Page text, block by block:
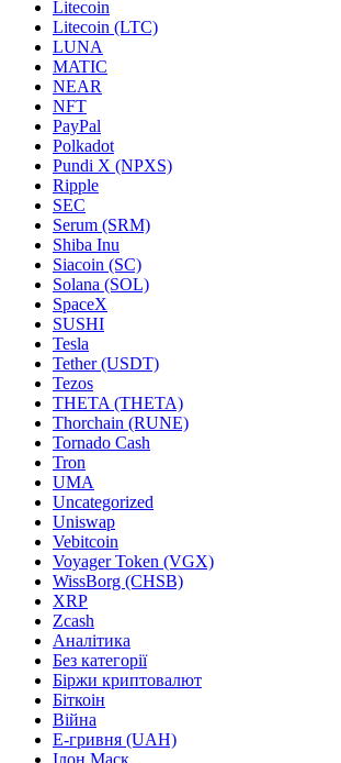
Litecoin
Litecoin (LTC)
LUNA
MATIC
NEAR
NFT
PayPal
Polkadot
Pundi X (NPXS)
Ripple
SEC
Serum (SRM)
Shiba Inu
Siacoin (SC)
Solana (SOL)
SpaceX
SUSHI
Tesla
Tether (USDT)
Tezos
THETA (THETA)
Thorchain (RUNE)
Tornado Cash
Tron
UMA
Uncategorized
Uniswap
Vebitcoin
Voyager Token (VGX)
WissBorg (CHSB)
XRP
Zcash
Аналітика
Без категорії
Біржи криптовалют
Біткоін
Війна
Е-гривня (UAH)
Ілон Маск